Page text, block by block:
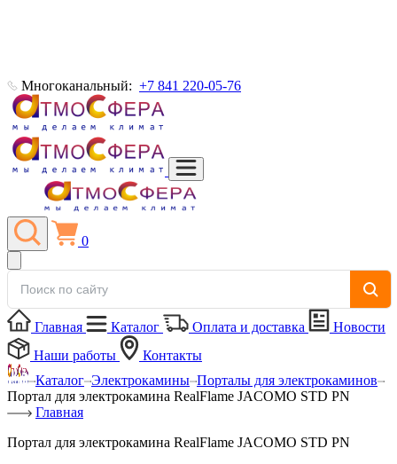
Многоканальный: +7 841 220-05-76
0
Главная Каталог Оплата и доставка
Новости
Наши работы
Контакты
Каталог Электрокамины Порталы для электрокаминов
Портал для электрокамина RealFlame JACOMO STD PN
Главная
Портал для электрокамина RealFlame JACOMO STD PN